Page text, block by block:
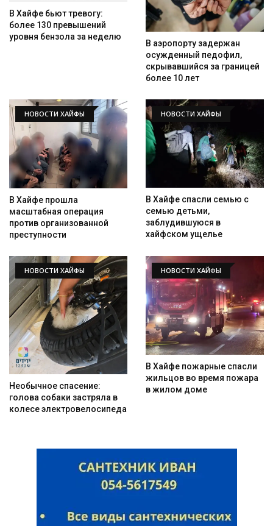
В Хайфе бьют тревогу:
более 130 превышений
уровня бензола за неделю
В аэропорту задержан
осужденный педофил,
скрывавшийся за границей
более 10 лет
НОВОСТИ ХАЙФЫ
В Хайфе прошла
масштабная операция
против организованной
преступности
НОВОСТИ ХАЙФЫ
В Хайфе спасли семью с
семью детьми,
заблудившуюся в
хайфском ущелье
НОВОСТИ ХАЙФЫ
Необычное спасение:
голова собаки застряла в
колесе электровелосипеда
НОВОСТИ ХАЙФЫ
В Хайфе пожарные спасли
жильцов во время пожара
в жилом доме